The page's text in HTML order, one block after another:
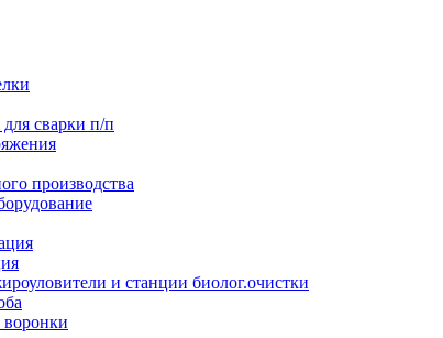
сварки п/п
производства
и станции биолог.очистки